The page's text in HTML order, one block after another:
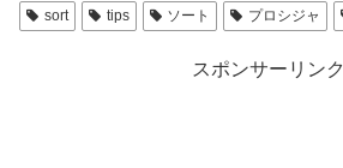
sort tips ソート プロシジャ
スポンサーリンク